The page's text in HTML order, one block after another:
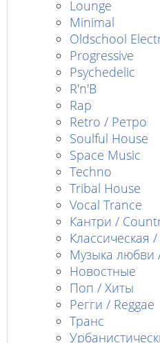
Lounge
Minimal
Oldschool
Progressive
Psychedelic
R'n'B
Rap
Retro / Ретро
Soulful House
Space Music
Techno
Tribal House
Vocal Trance
Кантри /
Классическая
Музыка любви
Новостные
Поп / Хиты
Регги / Reggae
Транс